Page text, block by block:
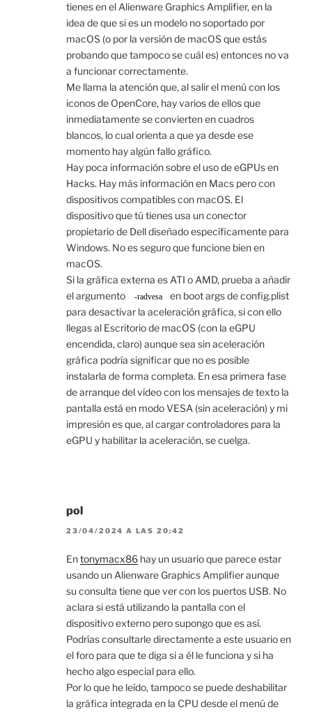
tienes en el Alienware Graphics Amplifier, en la
idea de que si es un modelo no soportado por
macOS (o por la versión de macOS que estás
probando que tampoco se cuál es) entonces no va
a funcionar correctamente.
Me llama la atención que, al salir el menú con los
iconos de OpenCore, hay varios de ellos que
inmediatamente se convierten en cuadros
blancos, lo cual orienta a que ya desde ese
momento hay algún fallo gráfico.
Hay poca información sobre el uso de eGPUs en
Hacks. Hay más información en Macs pero con
dispositivos compatibles con macOS. El
dispositivo que tú tienes usa un conector
propietario de Dell diseñado específicamente para
Windows. No es seguro que funcione bien en
macOS.
Si la gráfica externa es ATI o AMD, prueba a añadir
el argumento
-radvesa
en boot args de config.plist
para desactivar la aceleración gráfica, si con ello
llegas al Escritorio de macOS (con la eGPU
encendida, claro) aunque sea sin aceleración
gráfica podría significar que no es posible
instalarla de forma completa. En esa primera fase
de arranque del vídeo con los mensajes de texto la
pantalla está en modo VESA (sin aceleración) y mi
impresión es que, al cargar controladores para la
eGPU y habilitar la aceleración, se cuelga.
pol
23/04/2024 A LAS 20:42
Entonymacx86 hay un usuario que parece estar
usando un Alienware Graphics Amplifier aunque
su consulta tiene que ver con los puertos USB. No
aclara si está utilizando la pantalla con el
dispositivo externo pero supongo que es así.
Podrías consultarle directamente a este usuario en
el foro para que te diga si a él le funciona y si ha
hecho algo especial para ello.
Por lo que he leído, tampoco se puede deshabilitar
la gráfica integrada en la CPU desde el menú de